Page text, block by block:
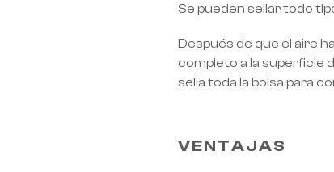
Se pueden sellar todo
Después de que el aire
completo a la superficie
sella toda la bolsa para
VENTAJAS